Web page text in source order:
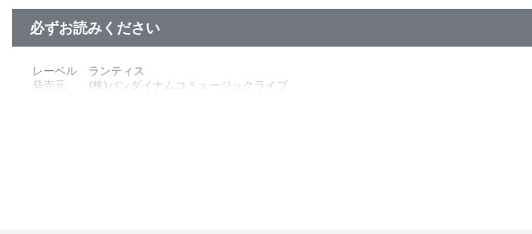
必ずお読みください
レーベル ランティス
発売元 (株)バンダイナムコミュージックライブ